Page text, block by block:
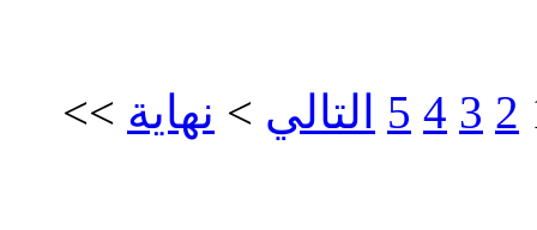
>نهاية>>